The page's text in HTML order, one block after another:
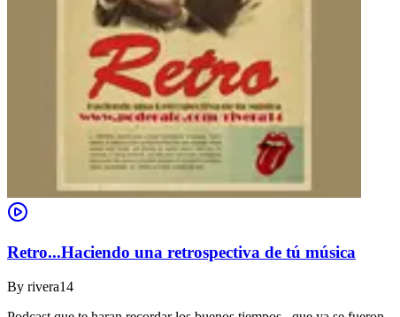
Retro...Haciendo una retrospectiva de tú música
By rivera14